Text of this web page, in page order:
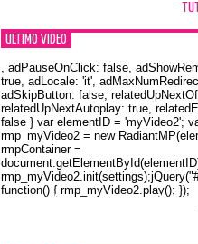
ULTIMO VIDEO
Orlando Bloom e la t-shirt
, adPauseOnClick: false,
true, adLocale: 'it',
adSkipButton: false,
relatedUpNextAutoplay: true,
false } var elementID = 'myVideo2';
rmp_myVideo2 = new
rmpContainer =
function() { rmp_myVideo2.play(); });